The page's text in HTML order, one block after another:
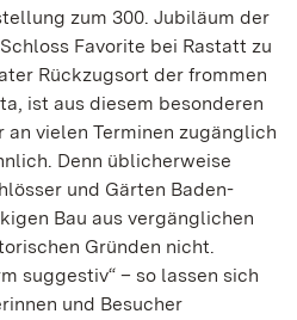
zum 300. Jubiläum der
Favorite bei Rastatt zu
Rückzugsort der frommen
ist aus diesem besonderen
an vielen Terminen zugänglich
Denn üblicherweise
und Gärten Baden-
Bau aus vergänglichen
Gründen nicht.
suggestiv“ – so lassen sich
und Besucher